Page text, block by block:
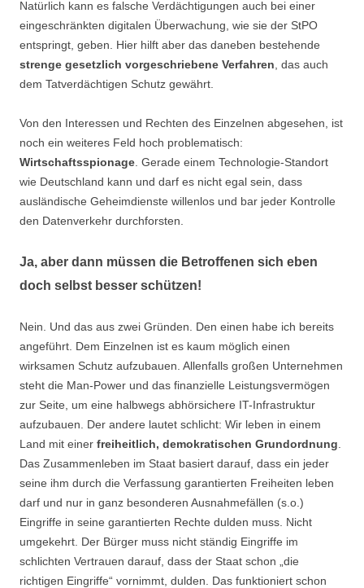
Natürlich kann es falsche Verdächtigungen auch bei einer
eingeschränkten digitalen Überwachung, wie sie der StPO
entspringt, geben. Hier hilft aber das daneben bestehende
strenge gesetzlich vorgeschriebene Verfahren , das auch
dem Tatverdächtigen Schutz gewährt.
Von den Interessen und Rechten des Einzelnen abgesehen, ist
noch ein weiteres Feld hoch problematisch:
Wirtschaftsspionage . Gerade einem Technologie-Standort
wie Deutschland kann und darf es nicht egal sein, dass
ausländische Geheimdienste willenlos und bar jeder Kontrolle
den Datenverkehr durchforsten.
Ja, aber dann müssen die Betroffenen sich eben
doch selbst besser schützen!
Nein. Und das aus zwei Gründen. Den einen habe ich bereits
angeführt. Dem Einzelnen ist es kaum möglich einen
wirksamen Schutz aufzubauen. Allenfalls großen Unternehmen
steht die Man-Power und das finanzielle Leistungsvermögen
zur Seite, um eine halbwegs abhörsichere IT-Infrastruktur
aufzubauen. Der andere lautet schlicht: Wir leben in einem
Land mit einer freiheitlich, demokratischen Grundordnung
Das Zusammenleben im Staat basiert darauf, dass ein jeder
seine ihm durch die Verfassung garantierten Freiheiten leben
darf und nur in ganz besonderen Ausnahmefällen (s.o.)
Eingriffe in seine garantierten Rechte dulden muss. Nicht
umgekehrt. Der Bürger muss nicht ständig Eingriffe im
schlichten Vertrauen darauf, dass der Staat schon „die
richtigen Eingriffe“ vornimmt, dulden. Das funktioniert schon